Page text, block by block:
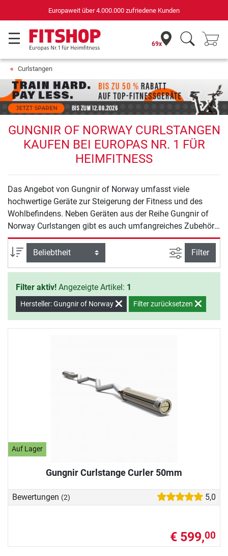
Europaweit über 4.000.000 zufriedene Kunden
69x
Curlstangen
GUNGNIR OF NORWAY CURLSTANGEN
KAUFEN BEI EUROPAS NR. 1 FÜR
HEIMFITNESS
Das Angebot von Gungnir of Norway umfasst viele
hochwertige Geräte zur Steigerung der Fitness und des
Wohlbefindens. Neben Geräten aus der Reihe Gungnir of
Norway Curlstangen gibt es auch umfangreiches Zubehör.
Viel Spaß beim Training mit Gungnir of Norway.
Sortierung
Ansicht
Filter
Filter aktiv! Angezeigte Artikel: 1
Hersteller: Gungnir of Norway Filter zurücksetzen
Auf Lager
Gungnir Curlstange Curler 50mm
Bewertungen (2) 5,0
€ 599,00